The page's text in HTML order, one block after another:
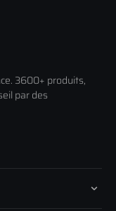
3600+ produits,
par des